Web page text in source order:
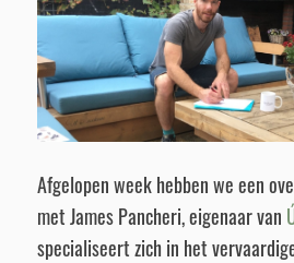
Afgelopen week hebben we een
met James Pancheri, eigenaar van
specialiseert zich in het